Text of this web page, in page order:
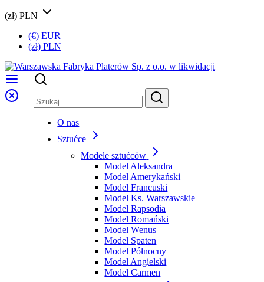
(zł) PLN
(€) EUR
(zł) PLN
O nas
Sztućce
Modele sztućców
Model Aleksandra
Model Amerykański
Model Francuski
Model Ks. Warszawskie
Model Rapsodia
Model Romański
Model Wenus
Model Spaten
Model Północny
Model Angielski
Model Carmen